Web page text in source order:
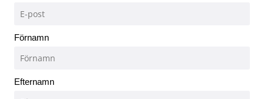
Förnamn
Efternamn